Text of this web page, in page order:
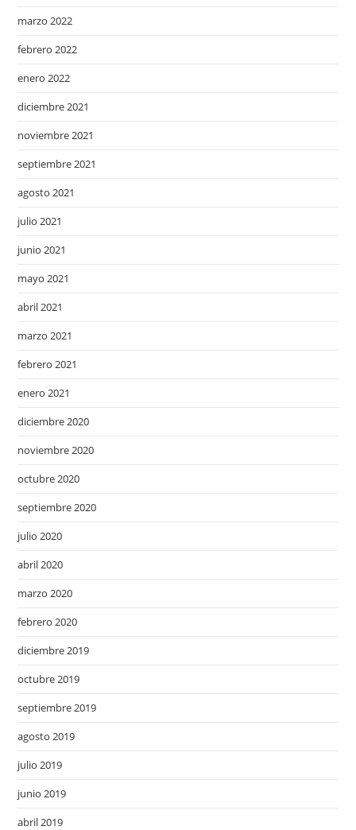
marzo 2022
febrero 2022
enero 2022
diciembre 2021
noviembre 2021
septiembre 2021
agosto 2021
julio 2021
junio 2021
mayo 2021
abril 2021
marzo 2021
febrero 2021
enero 2021
diciembre 2020
noviembre 2020
octubre 2020
septiembre 2020
julio 2020
abril 2020
marzo 2020
febrero 2020
diciembre 2019
octubre 2019
septiembre 2019
agosto 2019
julio 2019
junio 2019
abril 2019